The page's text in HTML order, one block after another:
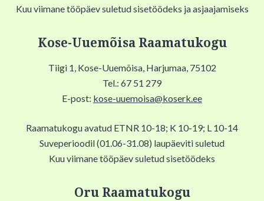
Kuu viimane tööpäev suletud sisetöödeks ja asjaajamiseks
Kose-Uuemõisa Raamatukogu
Tiigi 1, Kose-Uuemõisa, Harjumaa, 75102
Tel.: 67 51 279
E-post: kose-uuemoisa@koserk.ee
Raamatukogu avatud ETNR 10-18; K 10-19; L 10-14
Suveperioodil (01.06-31.08) laupäeviti suletud
Kuu viimane tööpäev suletud sisetöödeks
Oru Raamatukogu